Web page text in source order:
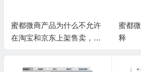
蜜都微商产品为什么不允许
在淘宝和京东上架售卖，其
蜜都
释